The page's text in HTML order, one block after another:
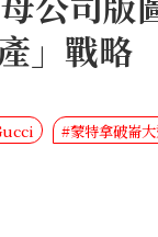
」戰略
#蒙特拿破崙